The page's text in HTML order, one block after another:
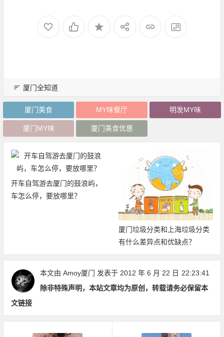
厦门全知道
厦门美食 MY味餐厅 明发MY味
厦门MY味 厦门美食优惠
开车自驾游去厦门的鼓浪屿，
车怎么停，要放哪里？
厦门垃圾分类和上海垃圾分类
有什么差异点和优缺点？
本文由 Amoy厦门 发表于 2012 年 6 月 22 日 22:23:41
除非特殊声明，本站文章均为原创，转载请务必保留本
文链接